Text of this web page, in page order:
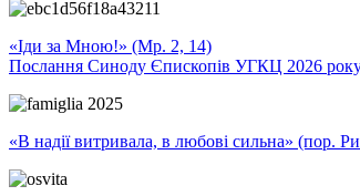
«Іди за Мною!» (Мр. 2, 14)
Послання Синоду Єпископів УГКЦ 2026
«В надії витривала, в любові сильна» (пор.